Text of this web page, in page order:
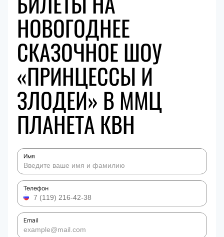
НОВОГОДНЕЕ
СКАЗОЧНОЕ ШОУ
«ПРИНЦЕССЫ И
ЗЛОДЕИ» В ММЦ
ПЛАНЕТА КВН
Имя
Телефон
Email